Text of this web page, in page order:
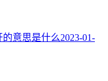
意思是什么2023-01-